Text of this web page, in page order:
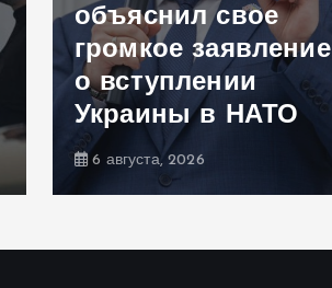
объяснил свое
громкое заявление
о вступлении
Украины в НАТО
6 августа, 2026